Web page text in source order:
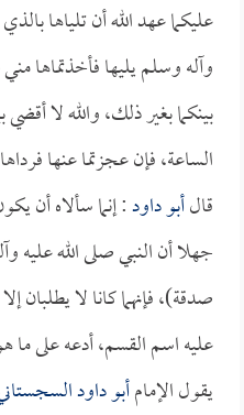
عليكما عهد الله أن تلياها
وآله وسلم يليها فأخذتماها
بينكما بغير ذلك، والله لا
الساعة، فإن عجزتما عنها
قالأبو داود: إنما سألاه أن
جهلا أن النبي صلى الله عليه
صدقة)، فإنهما كانا لا يطلبان
عليه اسم القسم، أدعه على ما
يقول الإمامأبو داود